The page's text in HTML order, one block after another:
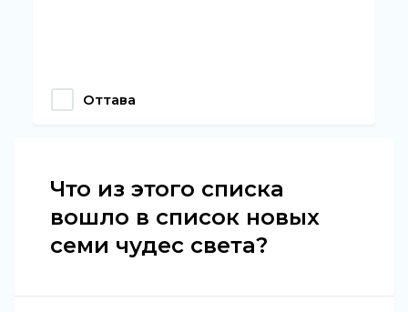
Оттава
Что из этого списка
вошло в список новых
семи чудес света?